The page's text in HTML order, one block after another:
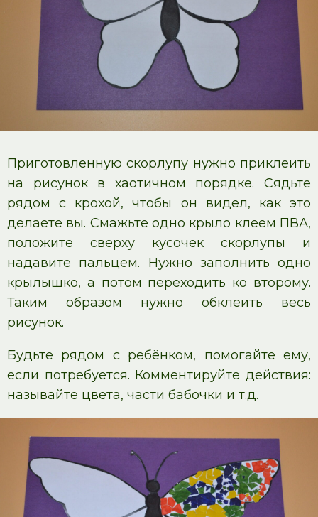
Приготовленную скорлупу нужно приклеить
на рисунок в хаотичном порядке. Сядьте
рядом с крохой, чтобы он видел, как это
делаете вы. Смажьте одно крыло клеем ПВА,
положите сверху кусочек скорлупы и
надавите пальцем. Нужно заполнить одно
крылышко, а потом переходить ко второму.
Таким образом нужно обклеить весь
рисунок.
Будьте рядом с ребёнком, помогайте ему,
если потребуется. Комментируйте действия:
называйте цвета, части бабочки и т.д.